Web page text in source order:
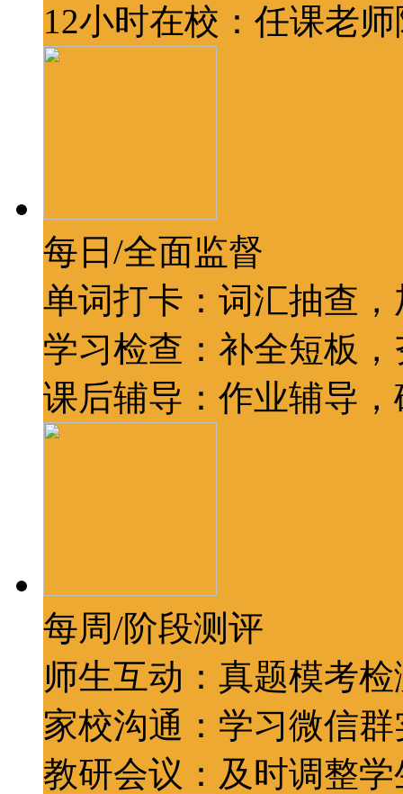
12小时在校：任课老
每日/全面监督
单词打卡：词汇抽查
学习检查：补全短板
课后辅导：作业辅导
每周/阶段测评
师生互动：真题模考
家校沟通：学习微信
教研会议：及时调整